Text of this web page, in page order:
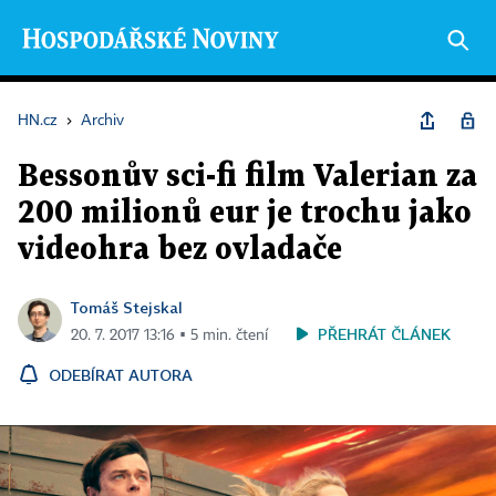
HN.cz › Archiv
Bessonův sci-fi film Valerian za
200 milionů eur je trochu jako
videohra bez ovladače
Tomáš Stejskal
20. 7. 2017 13:16 ▪ 5 min. čtení PŘEHRÁT ČLÁNEK
ODEBÍRAT AUTORA